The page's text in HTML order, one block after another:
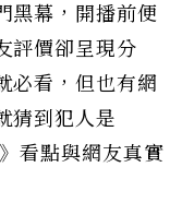
黑幕，開播前便
評價卻呈現分
必看，但也有網
猜到犯人是
看點與網友真實